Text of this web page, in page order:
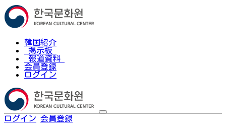
韓国紹介
掲示板
報道資料
会員登録
ログイン
ログイン 会員登録